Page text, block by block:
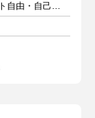
週3日以上 1日4時間以上 シフト自由・自己申告